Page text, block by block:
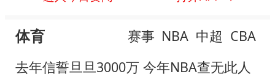
体育 赛事 NBA 中超 CBA
去年信誓旦旦3000万 今年NBA查无此人